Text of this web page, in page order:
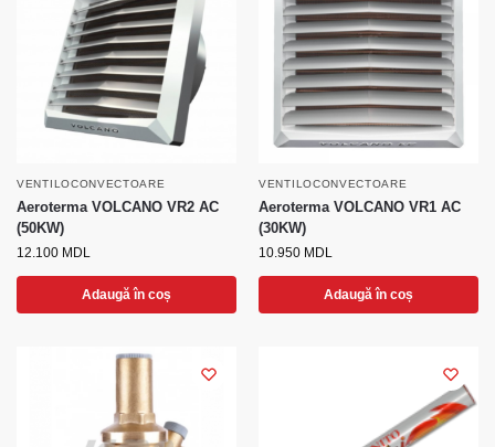
VENTILOCONVECTOARE
Aeroterma VOLCANO VR2 AC
(50KW)
12.100 MDL
Adaugă în coș
VENTILOCONVECTOARE
Aeroterma VOLCANO VR1 AC
(30KW)
10.950 MDL
Adaugă în coș